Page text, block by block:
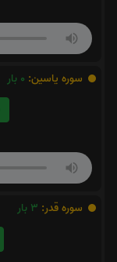
سوره یاسین: 0 بار
سوره قدر: 3 بار